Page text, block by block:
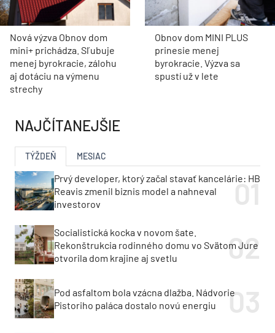
Nová výzva Obnov dom
mini+ prichádza. Sľubuje
menej byrokracie, zálohu
aj dotáciu na výmenu
strechy
Obnov dom MINI PLUS
prinesie menej
byrokracie. Výzva sa
spustí už v lete
NAJČÍTANEJŠIE
TÝŽDEŇ MESIAC
Prvý developer, ktorý začal stavať kancelárie: HB
Reavis zmenil biznis model a nahneval
investorov
Socialistická kocka v novom šate.
Rekonštrukcia rodinného domu vo Svätom Jure
otvorila dom krajine aj svetlu
Pod asfaltom bola vzácna dlažba. Nádvorie
Pistoriho paláca dostalo novú energiu